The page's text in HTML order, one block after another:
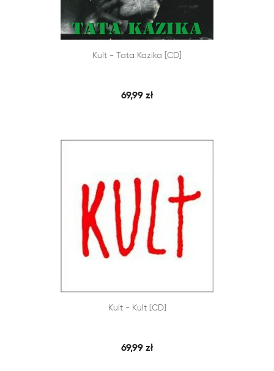
DODAJ DO KOSZYKA
SZYBKI PODGLĄD
Kult - Tata Kazika [CD]
69,99 zł
DODAJ DO KOSZYKA
SZYBKI PODGLĄD
Kult - Kult [CD]
69,99 zł